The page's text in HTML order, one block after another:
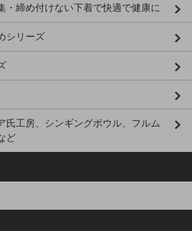
・締め付けない下着で快適で健康に
シリーズ
氏工房、シンギングボウル、フルム
ど